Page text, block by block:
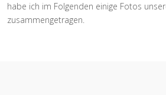
habe ich im Folgenden einige Fotos
zusammengetragen.